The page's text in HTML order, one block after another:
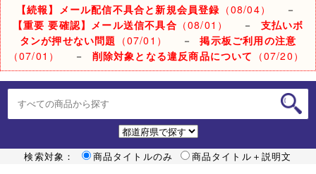
【続報】メール配信不具合と新規会員登録 （08/04）
－
【重要 要確認】メール送信不具合 （08/01） － 支払いボ
タンが押せない問題 （07/01） －掲示板ご利用の注意
（07/01）
－ 削除対象となる違反商品について （07/20）
検索対象： 商品タイトルのみ 商品タイトル＋説明文